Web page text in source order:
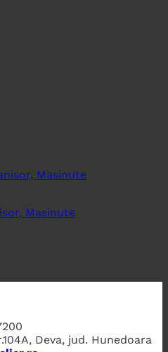
Masinute
Deva, jud. Hunedoara